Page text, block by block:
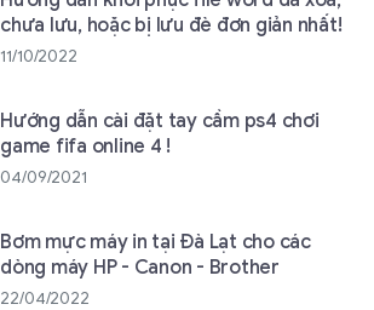
chưa lưu, hoặc bị lưu đè đơn giản nhất!
11/10/2022
Hướng dẫn cài đặt tay cầm ps4 chơi
game fifa online 4 !
04/09/2021
Bơm mực máy in tại Đà Lạt cho các
dòng máy HP - Canon - Brother
22/04/2022